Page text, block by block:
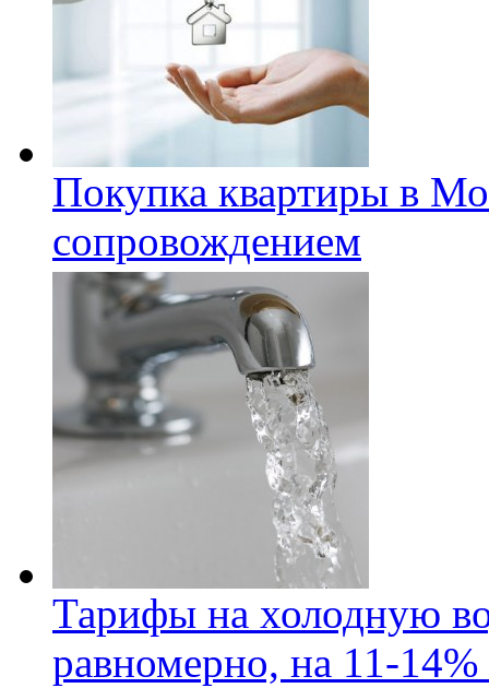
Покупка квартиры в
сопровождением
Тарифы на холодную
равномерно, на 11-14%